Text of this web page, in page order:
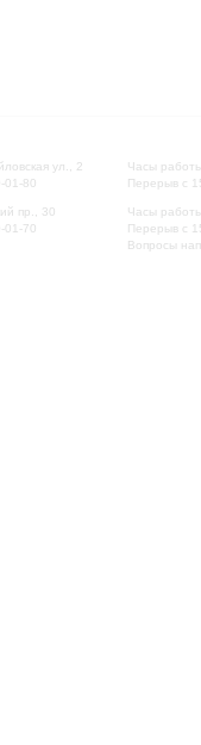
ул., 2
01-80
пр., 30
01-70
Часы
Перерыв с
Часы
Перерыв с
Вопросы